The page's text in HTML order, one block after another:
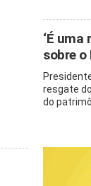
‘É
sobre
resgate
do